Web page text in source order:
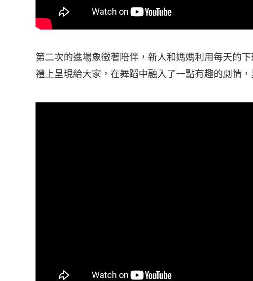
第二次的進場象徵著陪伴，新人和媽媽利用每天的
禮上呈現給大家，在舞蹈中融入了一點有趣的劇情